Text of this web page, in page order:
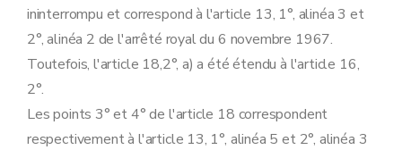
ininterrompu et correspond à l'article 13, 1°, alinéa 3 et
2°, alinéa 2 de l'arrêté royal du 6 novembre 1967.
Toutefois, l'article 18,2°, a) a été étendu à l'article 16,
2°.
Les points 3° et 4° de l'article 18 correspondent
respectivement à l'article 13, 1°, alinéa 5 et 2°, alinéa 3